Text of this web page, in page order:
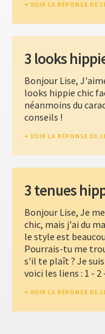
VOIR LA RÉPONSE DE
3 looks
Bonjour Lise,
looks hippie chic
néanmoins du
conseils !
VOIR LA RÉPONSE DE
3 tenues
Bonjour Lise, Je
chic, mais j'ai du
le style est
Pourrais-tu me
s'il te plaît ? Je
voici les liens : 1 - 2
VOIR LA RÉPONSE DE